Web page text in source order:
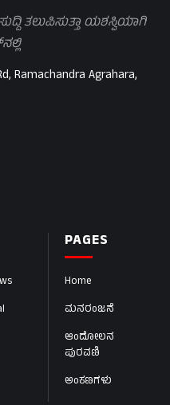
PAGES
Home
ಮನರಂಜನೆ
ಆಂದೋಲನ
ಪುರವಣಿ
ಅಂಕಣಗಳು
ತಲುಪಿಸುತ್ತಾ ಯಶಸ್ವಿಯಾಗಿ
Ramachandra Agrahara,